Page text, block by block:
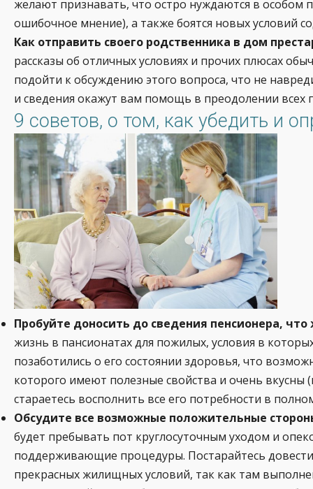
желают признавать, что остро нуждаются в
ошибочное мнение), а также боятся новых условий
Как отправить своего родственника в дом
рассказы об отличных условиях и прочих плюсах
подойти к обсуждению этого вопроса, что не
и сведения окажут вам помощь в преодолении
9 советов, о том, как убедить и
Пробуйте доносить до сведения пенсионера,
жизнь в пансионатах для пожилых, условия в
позаботились о его состоянии здоровья, что
которого имеют полезные свойства и очень
стараетесь восполнить все его потребности в
Обсудите все возможные положительные
будет пребывать пот круглосуточным уходом и
поддерживающие процедуры. Постарайтесь
прекрасных жилищных условий, так как там